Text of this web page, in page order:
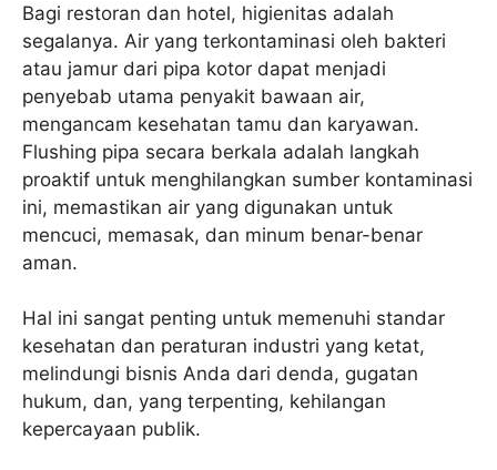
Bagi restoran dan hotel, higienitas adalah
segalanya. Air yang terkontaminasi oleh bakteri
atau jamur dari pipa kotor dapat menjadi
penyebab utama penyakit bawaan air,
mengancam kesehatan tamu dan karyawan.
Flushing pipa secara berkala adalah langkah
proaktif untuk menghilangkan sumber kontaminasi
ini, memastikan air yang digunakan untuk
mencuci, memasak, dan minum benar-benar
aman.
Hal ini sangat penting untuk memenuhi standar
kesehatan dan peraturan industri yang ketat,
melindungi bisnis Anda dari denda, gugatan
hukum, dan, yang terpenting, kehilangan
kepercayaan publik.